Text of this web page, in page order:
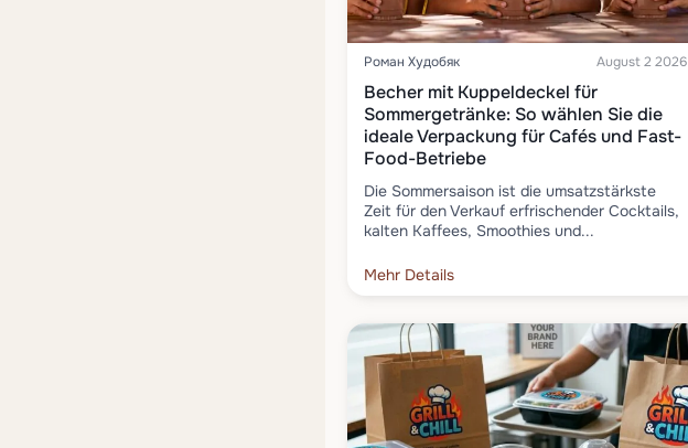
Роман Худобяк August 2 2026
Becher mit Kuppeldeckel für
Sommergetränke: So wählen Sie die
ideale Verpackung für Cafés und Fast-
Food-Betriebe
Die Sommersaison ist die umsatzstärkste
Zeit für den Verkauf erfrischender Cocktails,
kalten Kaffees, Smoothies und...
Mehr Details